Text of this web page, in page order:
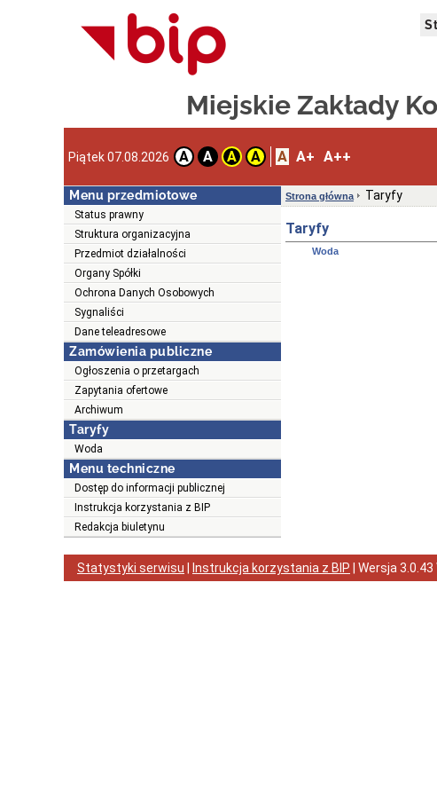
Miejskie Zakłady
Piątek 07.08.2026 A A A A A A+ A++
Menu przedmiotowe
Status prawny
Struktura organizacyjna
Przedmiot działalności
Organy Spółki
Ochrona Danych Osobowych
Sygnaliści
Dane teleadresowe
Zamówienia publiczne
Ogłoszenia o przetargach
Zapytania ofertowe
Archiwum
Taryfy
Woda
Menu techniczne
Dostęp do informacji publicznej
Instrukcja korzystania z BIP
Redakcja biuletynu
Strona główna Taryfy
Taryfy
Woda
Statystyki serwisu Instrukcja korzystania z BIP | Wersja 3.0.43